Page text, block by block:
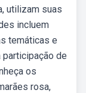
utilizam suas
incluem
temáticas e
participação de
os
rosa,